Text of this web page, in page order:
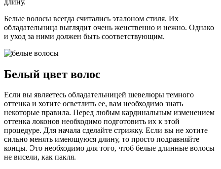
Белые волосы всегда считались эталоном стиля. Их
обладательница выглядит очень женственно и нежно. Однако
и уход за ними должен быть соответствующим.
Белый цвет волос
Если вы являетесь обладательницей шевелюры темного
оттенка и хотите осветлить ее, вам необходимо знать
некоторые правила. Перед любым кардинальным изменением
оттенка локонов необходимо подготовить их к этой
процедуре. Для начала сделайте стрижку. Если вы не хотите
сильно менять имеющуюся длину, то просто подравняйте
концы. Это необходимо для того, чтоб белые длинные волосы
не висели, как пакля.